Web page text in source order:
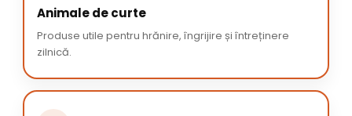
Animale de curte
Produse utile pentru hrănire, îngrijire și întreținere
zilnică.